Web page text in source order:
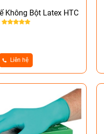
Găng Tay Y Tế Không Bột Latex HTC
Liên hệ